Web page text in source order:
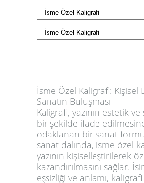
İsme Özel Kaligrafi: Kişisel
Sanatın Buluşması
Kaligrafi, yazının estetik
bir şekilde ifade
odaklanan bir sanat
sanat dalında, isme özel
yazının kişiselleştirilerek
kazandırılmasını sağlar.
eşsizliği ve anlamı,